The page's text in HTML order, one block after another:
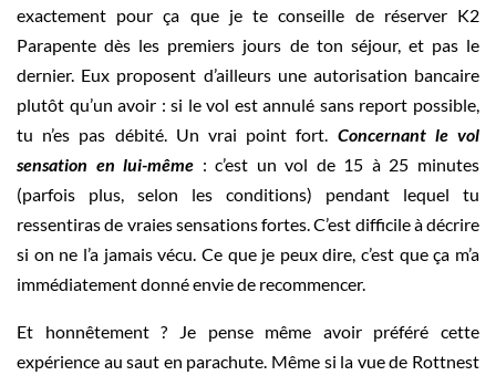
exactement pour ça que je te conseille de réserver K2
Parapente dès les premiers jours de ton séjour, et pas le
dernier. Eux proposent d’ailleurs une autorisation bancaire
plutôt qu’un avoir : si le vol est annulé sans report possible,
tu n’es pas débité. Un vrai point fort. Concernant le vol
sensation en lui-même : c’est un vol de 15 à 25 minutes
(parfois plus, selon les conditions) pendant lequel tu
ressentiras de vraies sensations fortes. C’est difficile à décrire
si on ne l’a jamais vécu. Ce que je peux dire, c’est que ça m’a
immédiatement donné envie de recommencer.
Et honnêtement ? Je pense même avoir préféré cette
expérience au saut en parachute. Même si la vue de Rottnest